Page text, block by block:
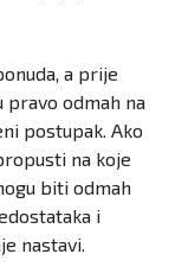
a prije
pravo odmah na
postupak. Ako
na koje
biti odmah
i
nastavi.